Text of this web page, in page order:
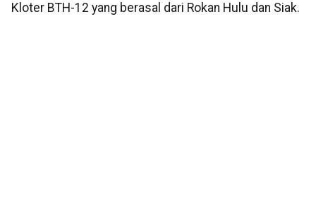
Kloter BTH-12 yang berasal dari Rokan Hulu dan Siak.